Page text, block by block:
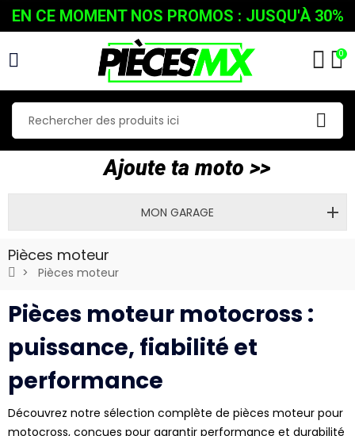
EN CE MOMENT NOS PROMOS : JUSQU'À 30%
0
Ajoute ta moto >>
MON GARAGE
Pièces moteur
Pièces moteur
Pièces moteur motocross :
puissance, fiabilité et
performance
Découvrez notre sélection complète de pièces moteur pour
motocross, conçues pour garantir performance et durabilité